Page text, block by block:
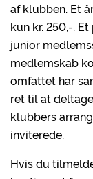
af klubben. Et
kun kr. 250,-.
junior
medlemskab
omfattet har
ret til at
klubbers
inviterede.
Hvis du